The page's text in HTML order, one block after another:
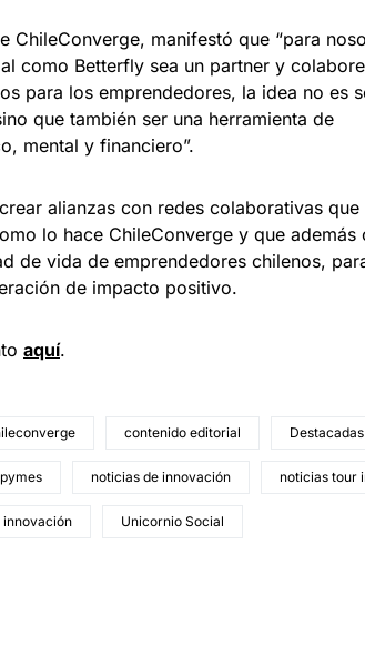
ChileConverge, manifestó que “para
como Betterfly sea un partner y
para los emprendedores, la idea no es
que también ser una herramienta de
mental y financiero”.
alianzas con redes colaborativas que
lo hace ChileConverge y que además
de vida de emprendedores chilenos,
de impacto positivo.
aquí.
contenido editorial
noticias de innovación noticias tour
innovación Unicornio Social